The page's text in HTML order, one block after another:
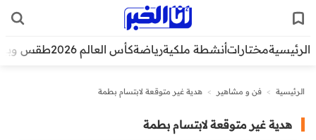
الرئيسيةمختاراتأنشطة ملكيةرياضةكأس العالم 2026 طقس
الرئيسية > فن و مشاهير > هدية غير متوقعة لابتسام بطمة
هدية غير متوقعة لابتسام بطمة